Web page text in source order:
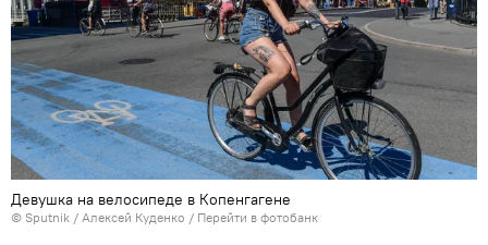
Девушка на велосипеде в Копенгагене
© Sputnik / Алексей Куденко / Перейти в фотобанк